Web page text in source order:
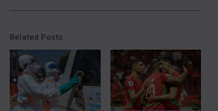
Related Posts